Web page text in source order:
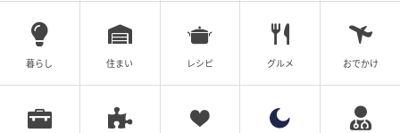
暮らし 住まい レシピ グルメ おでかけ